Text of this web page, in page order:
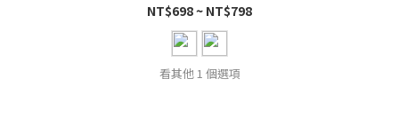
NT$698 ~ NT$798
看其他 1 個選項